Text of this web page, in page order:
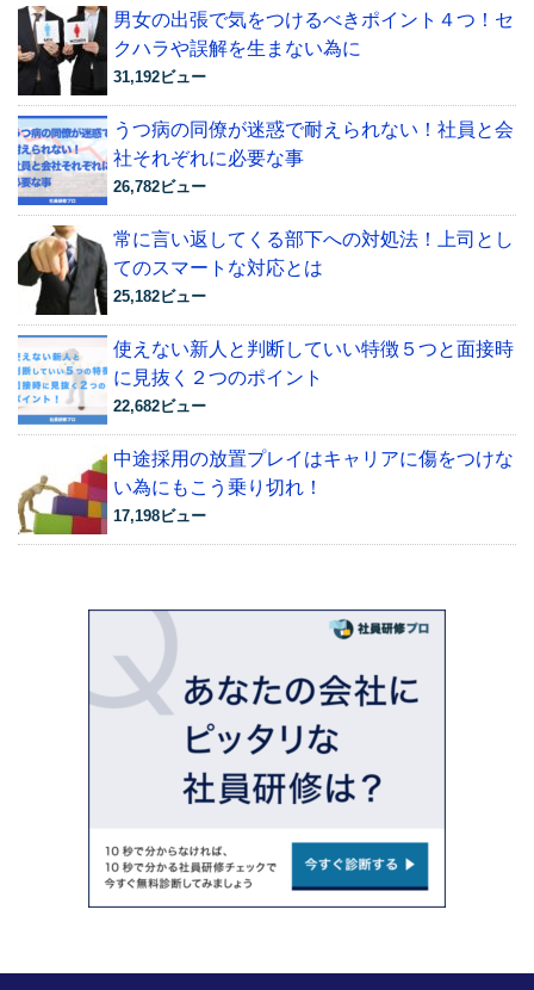
男女の出張で気をつけるべきポイント４つ！セ
クハラや誤解を生まない為に
31,192ビュー
うつ病の同僚が迷惑で耐えられない！社員と会
社それぞれに必要な事
26,782ビュー
常に言い返してくる部下への対処法！上司とし
てのスマートな対応とは
25,182ビュー
使えない新人と判断していい特徴５つと面接時
に見抜く２つのポイント
22,682ビュー
中途採用の放置プレイはキャリアに傷をつけな
い為にもこう乗り切れ！
17,198ビュー